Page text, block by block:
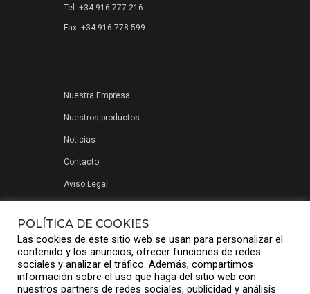
Tel: +34 916 777 216
Fax: +34 916 778 599
Nuestra Empresa
Nuestros productos
Noticias
Contacto
Aviso Legal
POLÍTICA DE COOKIES
Las cookies de este sitio web se usan para personalizar el
contenido y los anuncios, ofrecer funciones de redes
sociales y analizar el tráfico. Además, compartimos
información sobre el uso que haga del sitio web con
nuestros partners de redes sociales, publicidad y análisis